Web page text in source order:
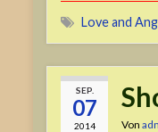
Love and
SEP.
07
2014 Von